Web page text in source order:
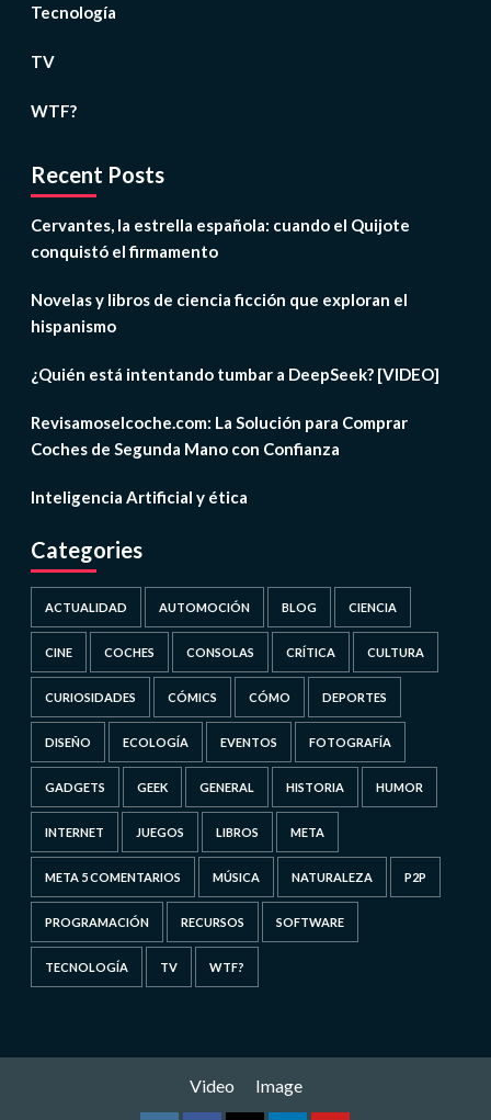
Tecnología
TV
WTF?
Recent Posts
Cervantes, la estrella española: cuando el Quijote
conquistó el firmamento
Novelas y libros de ciencia ficción que exploran el
hispanismo
¿Quién está intentando tumbar a DeepSeek? [VIDEO]
Revisamoselcoche.com: La Solución para Comprar
Coches de Segunda Mano con Confianza
Inteligencia Artificial y ética
Categories
ACTUALIDAD AUTOMOCIÓN BLOG CIENCIA
CINE COCHES CONSOLAS CRÍTICA CULTURA
CURIOSIDADES CÓMICS CÓMO DEPORTES
DISEÑO ECOLOGÍA EVENTOS FOTOGRAFÍA
GADGETS GEEK GENERAL HISTORIA HUMOR
INTERNET JUEGOS LIBROS META
META 5 COMENTARIOS MÚSICA NATURALEZA P2P
PROGRAMACIÓN RECURSOS SOFTWARE
TECNOLOGÍA TV WTF?
Video Image